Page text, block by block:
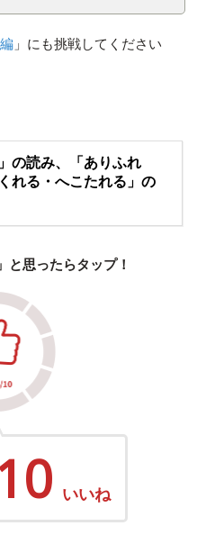
」にも挑戦してください
の読み、「ありふれ
れる・へこたれる」の
と思ったらタップ！
いいね